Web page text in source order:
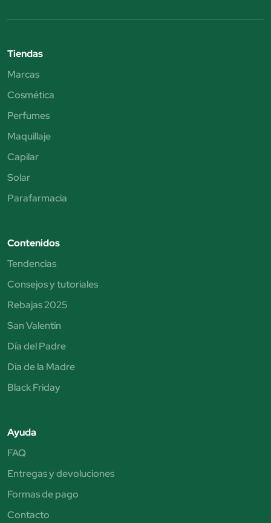
Tiendas
Marcas
Cosmética
Perfumes
Maquillaje
Capilar
Solar
Parafarmacia
Contenidos
Tendencias
Consejos y tutoriales
Rebajas 2025
San Valentín
Día del Padre
Día de la Madre
Black Friday
Ayuda
FAQ
Entregas y devoluciones
Formas de pago
Contacto